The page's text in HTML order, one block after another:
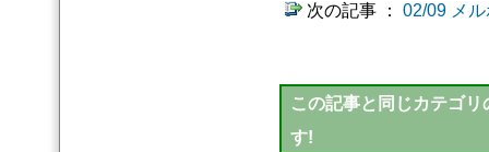
次の記事 ： 02/09 メ
この記事と同じカテゴ
す!